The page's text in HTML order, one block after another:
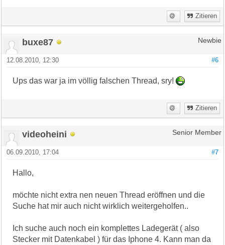
Zitieren
buxe87 Newbie
#6
12.08.2010, 12:30
Ups das war ja im völlig falschen Thread, sry!
Zitieren
videoheini Senior Member
#7
06.09.2010, 17:04
Hallo,
möchte nicht extra nen neuen Thread eröffnen und die
Suche hat mir auch nicht wirklich weitergeholfen..
Ich suche auch noch ein komplettes Ladegerät ( also
Stecker mit Datenkabel ) für das Iphone 4. Kann man da